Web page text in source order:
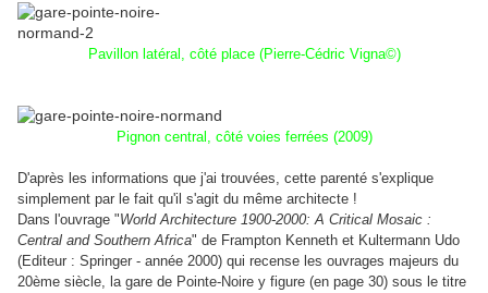
Pavillon latéral, côté place (Pierre-Cédric Vigna©)
Pignon central, côté voies ferrées (2009)
D'après les informations que j'ai trouvées, cette parenté s'explique
simplement par le fait qu'il s'agit du même architecte !
Dans l'ouvrage "World Architecture 1900-2000: A Critical Mosaic :
Central and Southern Africa" de Frampton Kenneth et Kultermann Udo
(Editeur : Springer - année 2000) qui recense les ouvrages majeurs du
20ème siècle, la gare de Pointe-Noire y figure (en page 30) sous le titre